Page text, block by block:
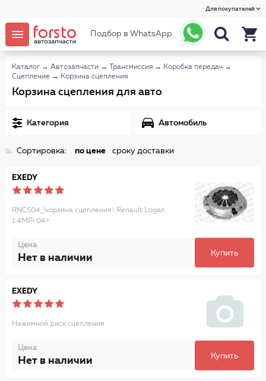
Для покупателей
Подбор в WhatsApp
Каталог → Автозапчасти → Трансмиссия → Коробка передач →
Сцепление → Корзина сцепления
Корзина сцепления для авто
Категория Автомобиль
Сортировка: по цене сроку доставки
EXEDY
RNC504_!корзина сцепления\ Renault Logan
1.4MPi 04>
Цена
Нет в наличии Купить
EXEDY
Нажимной диск сцепления
Цена
Нет в наличии Купить